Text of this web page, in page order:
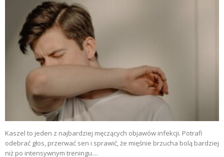
Kaszel to jeden z najbardziej męczących objawów infekcji. Potrafi
odebrać głos, przerwać sen i sprawić, że mięśnie brzucha bolą bardziej
niż po intensywnym treningu....